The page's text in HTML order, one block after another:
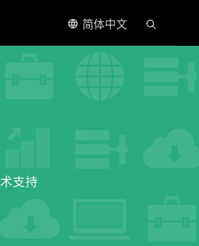
简体中文
支持